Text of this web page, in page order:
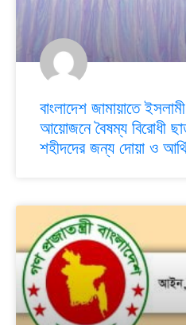
বাংলাদেশ জামায়াতে
আয়োজনে বৈষম্য বিরোধী
শহীদদের জন্য দোয়া ও